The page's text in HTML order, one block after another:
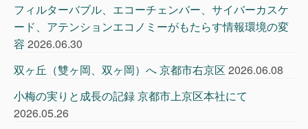
フィルターバブル、エコーチェンバー、サイバーカスケ
ード、アテンションエコノミーがもたらす情報環境の変
容 2026.06.30
双ヶ丘（雙ヶ岡、双ヶ岡）へ 京都市右京区 2026.06.08
小梅の実りと成長の記録 京都市上京区本社にて
2026.05.26